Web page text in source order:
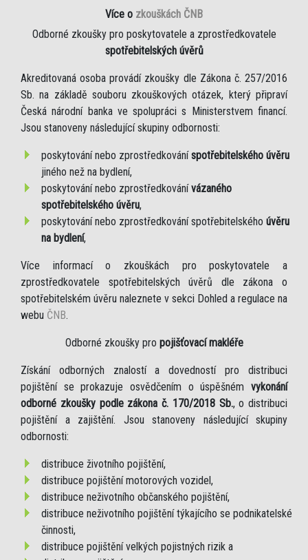
Více o zkouškách ČNB
Odborné zkoušky pro poskytovatele a zprostředkovatele
spotřebitelských úvěrů
Akreditovaná osoba provádí zkoušky dle Zákona č. 257/2016
Sb. na základě souboru zkouškových otázek, který připraví
Česká národní banka ve spolupráci s Ministerstvem financí.
Jsou stanoveny následující skupiny odbornosti:
poskytování nebo zprostředkováníspotřebitelského úvěru
jiného než na bydlení,
poskytování nebo zprostředkovánívázaného
spotřebitelského úvěru,
poskytování nebo zprostředkování spotřebitelského úvěru
na bydlení,
Více informací o zkouškách pro poskytovatele a
zprostředkovatele spotřebitelských úvěrů dle zákona o
spotřebitelském úvěru naleznete v sekci Dohled a regulace na
webu ČNB.
Odborné zkoušky pro pojišťovací makléře
Získání odborných znalostí a dovedností pro distribuci
pojištění se prokazuje osvědčením o úspěšném vykonání
odborné zkoušky podle zákona č. 170/2018 Sb., o distribuci
pojištění a zajištění. Jsou stanoveny následující skupiny
odbornosti:
distribuce životního pojištění,
distribuce pojištění motorových vozidel,
distribuce neživotního občanského pojištění,
distribuce neživotního pojištění týkajícího se podnikatelské
činnosti,
distribuce pojištění velkých pojistných rizik a